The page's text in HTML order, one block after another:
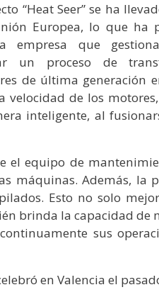
“Heat Seer” se ha
Europea, lo que ha
empresa que
un proceso de
de última generación
de los
inteligente, al
el equipo de
máquinas. Además, la
Esto no solo
brinda la capacidad de
sus
en Valencia el